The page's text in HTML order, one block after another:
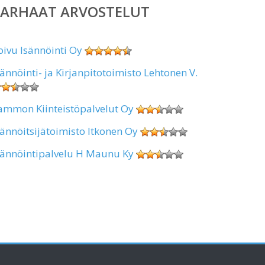
ARVOSTELUT
Isännöinti Oy
ja Kirjanpitotoimisto Lehtonen V.
Kiinteistöpalvelut Oy
Itkonen Oy
H Maunu Ky